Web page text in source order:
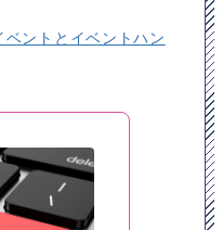
ントとイベントハン